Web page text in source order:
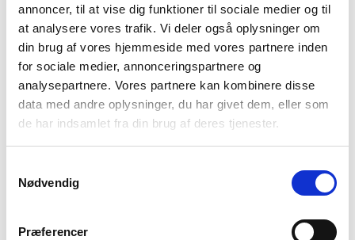
annoncer, til at vise dig funktioner til sociale medier og til
at analysere vores trafik. Vi deler også oplysninger om
din brug af vores hjemmeside med vores partnere inden
for sociale medier, annonceringspartnere og
analysepartnere. Vores partnere kan kombinere disse
data med andre oplysninger, du har givet dem, eller som
de har indsamlet fra din brug af deres tjenester.
Nødvendig
Præferencer
NIBE Uplink
Åbningstider
Mandag - torsdag
Fredag
7.00 - 15.00
Vølund Varmeteknik
Projektløsninger til erhverv